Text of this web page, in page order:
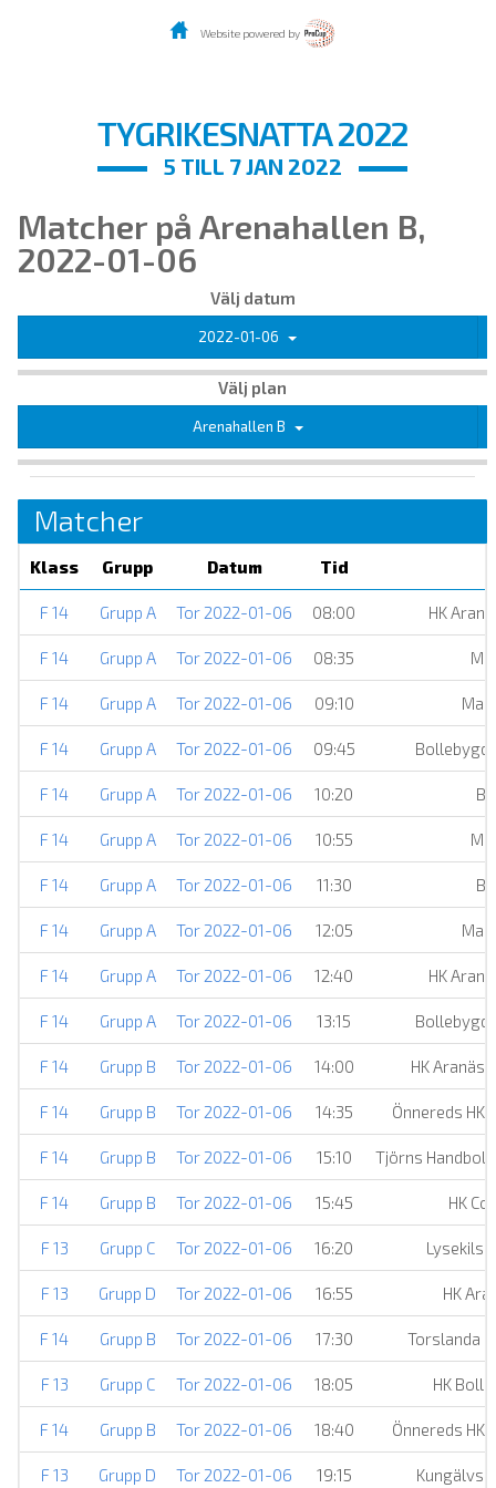
Website powered by
TYGRIKESNATTA 2022
5 TILL 7 JAN 2022
Matcher på Arenahallen B,
2022-01-06
Välj datum
2022-01-06
Välj plan
Arenahallen B
Matcher
Klass Grupp Datum Tid
F 14 Grupp A Tor 2022-01-06 08:00 HK
F 14 Grupp A Tor 2022-01-06 08:35
F 14 Grupp A Tor 2022-01-06 09:10
F 14 Grupp A Tor 2022-01-06 09:45
F 14 Grupp A Tor 2022-01-06 10:20
F 14 Grupp A Tor 2022-01-06 10:55
F 14 Grupp A Tor 2022-01-06 11:30
F 14 Grupp A Tor 2022-01-06 12:05
F 14 Grupp A Tor 2022-01-06 12:40 HK
F 14 Grupp A Tor 2022-01-06 13:15
F 14 Grupp B Tor 2022-01-06 14:00 HK
F 14 Grupp B Tor 2022-01-06 14:35 Önnereds
F 14 Grupp B Tor 2022-01-06 15:10 Tjörns Handboll
F 14 Grupp B Tor 2022-01-06 15:45 HK
F 13 Grupp C Tor 2022-01-06 16:20 Lysekils
F 13 Grupp D Tor 2022-01-06 16:55 HK
F 14 Grupp B Tor 2022-01-06 17:30 Torslanda
F 13 Grupp C Tor 2022-01-06 18:05 HK
F 14 Grupp B Tor 2022-01-06 18:40 Önnereds
F 13 Grupp D Tor 2022-01-06 19:15 Kungälvs